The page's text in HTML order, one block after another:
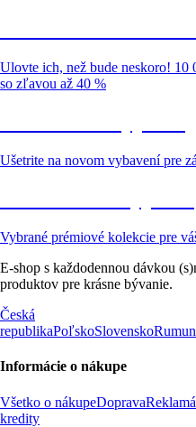
Ulovte ich, než bude neskoro!
so zľavou až 40 %
Ušetrite na novom vybavení pre
Vybrané prémiové kolekcie pre
E-shop s každodennou dávkou
produktov pre krásne bývanie.
Česká
republikaPoľskoSlovensko
Informácie o nákupe
Všetko o nákupeDoprava
kredity